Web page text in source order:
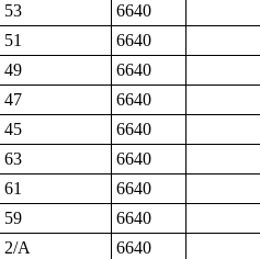
53
6640
51
6640
49
6640
47
6640
45
6640
63
6640
61
6640
59
6640
2/A
6640